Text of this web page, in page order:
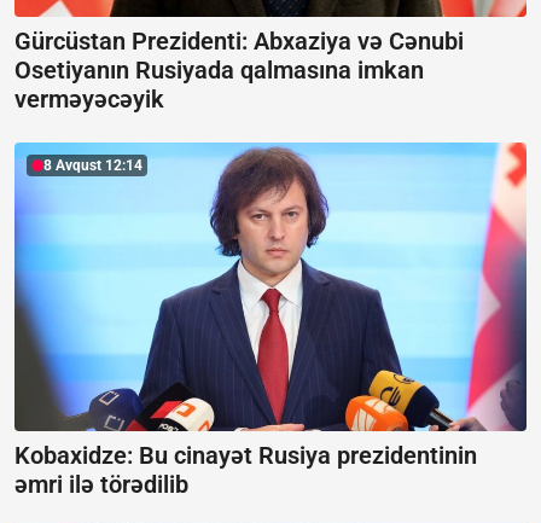
Gürcüstan Prezidenti: Abxaziya və Cənubi
Osetiyanın Rusiyada qalmasına imkan
verməyəcəyik
8 Avqust 12:14
Kobaxidze: Bu cinayət Rusiya prezidentinin
əmri ilə törədilib